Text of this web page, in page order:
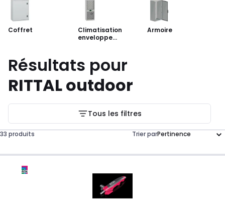
Coffret
Climatisation
enveloppe
Armoire
Résultats pour
RITTAL outdoor
Tous les filtres
33 produits Trier par